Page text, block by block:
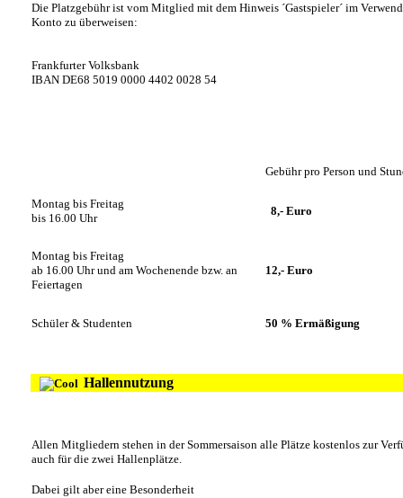
Die Platzgebühr ist vom Mitglied mit dem Hinweis ´Gastspieler´ im
Konto zu überweisen:
Frankfurter Volksbank
IBAN DE68 5019 0000 4402 0028 54
Gebühr pro Person und
Montag bis Freitag
bis 16.00 Uhr
8,- Euro
Montag bis Freitag
ab 16.00 Uhr und am Wochenende bzw. an
Feiertagen
12,- Euro
Schüler & Studenten 50 % Ermäßigung
Hallennutzung
Allen Mitgliedern stehen in der Sommersaison alle Plätze kostenlos zur
auch für die zwei Hallenplätze.
Dabei gilt aber eine Besonderheit